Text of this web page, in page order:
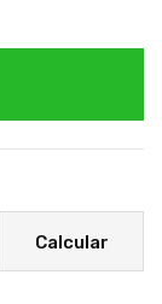
Calcular